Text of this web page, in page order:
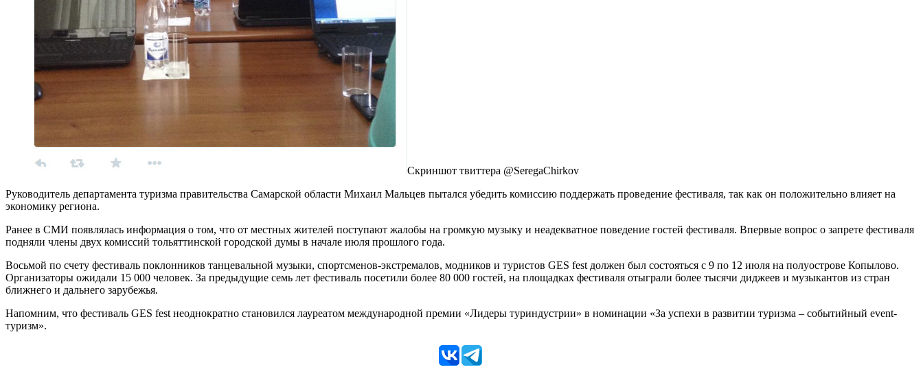
Скриншот твиттера @SeregaChirkov
Руководитель департамента туризма правительства Самарской области Михаил Мальцев пытался убедить комиссию поддержать проведение фестиваля, так как он положительно влияет на
экономику региона.
Ранее в СМИ появлялась информация о том, что от местных жителей поступают жалобы на громкую музыку и неадекватное поведение гостей фестиваля. Впервые вопрос о запрете фестиваля
подняли члены двух комиссий тольяттинской городской думы в начале июля прошлого года.
Восьмой по счету фестиваль поклонников танцевальной музыки, спортсменов-экстремалов, модников и туристов GES fest должен был состояться с 9 по 12 июля на полуострове Копылово.
Организаторы ожидали 15 000 человек. За предыдущие семь лет фестиваль посетили более 80 000 гостей, на площадках фестиваля отыграли более тысячи диджеев и музыкантов из стран
ближнего и дальнего зарубежья.
Напомним, что фестиваль GES fest неоднократно становился лауреатом международной премии «Лидеры туриндустрии» в номинации «За успехи в развитии туризма – событийный event-
туризм».